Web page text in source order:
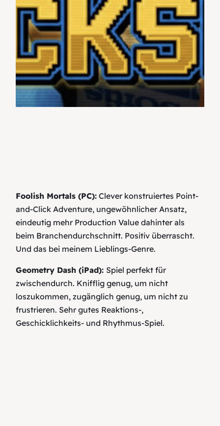
Foolish Mortals (PC): Clever konstruiertes Point-
and-Click Adventure, ungewöhnlicher Ansatz,
eindeutig mehr Production Value dahinter als
beim Branchendurchschnitt. Positiv überrascht.
Und das bei meinem Lieblings-Genre.
Geometry Dash (iPad): Spiel perfekt für
zwischendurch. Knifflig genug, um nicht
loszukommen, zugänglich genug, um nicht zu
frustrieren. Sehr gutes Reaktions-,
Geschicklichkeits- und Rhythmus-Spiel.